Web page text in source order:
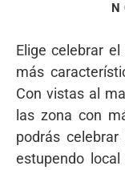
Elige celebrar
más
Con vistas al
las zona con
podrás
estupendo